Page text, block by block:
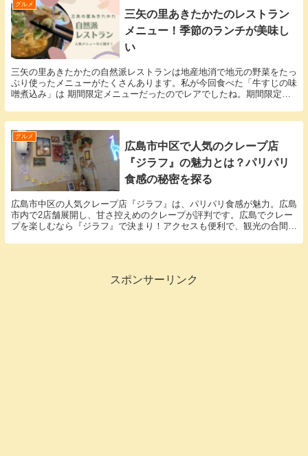
グルメ
三矢の里あきたかたのレストラン
メニュー！季節のランチが美味し
い
三矢の里あきたかたの自然派レストランは地産地消で地元の野菜をたっ
ぷり使ったメニューがたくさんあります。私が今回食べた「牛すじの味
噌煮込み」は 期間限定メニューだったのでレアでしたね。期間限定メ
ことがあればぜひ、食べてみてくださいね味付けも良いので どれを食
べてもハズレ無しだと思います！
グルメ
広島市中区で人気のクレープ店
『ジラフ』の魅力とは？パリパリ
食感の秘密を探る
広島市中区の人気クレープ店『ジラフ』は、パリパリ食感が魅力。広島
市内で2店舗展開し、甘さ控えめのクレープが評判です。広島でクレー
プを楽しむなら『ジラフ』で決まり！アクセスも便利で、観光の合間に
スポンサーリンク